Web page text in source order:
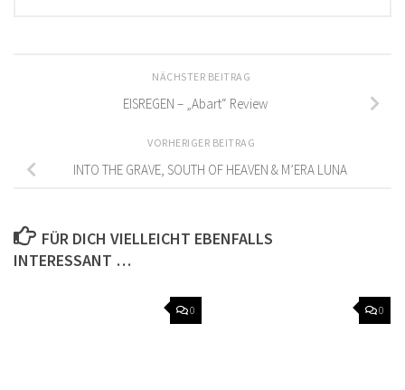
NÄCHSTER BEITRAG
EISREGEN – „Abart“ Review
VORHERIGER BEITRAG
INTO THE GRAVE, SOUTH OF HEAVEN & M’ERA LUNA
FÜR DICH VIELLEICHT EBENFALLS
INTERESSANT …
0 0